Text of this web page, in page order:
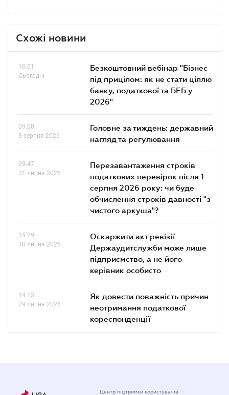
Схожі новини
10.01
Сьогодні
Безкоштовний вебінар "Бізнес
під прицілом: як не стати ціллю
банку, податкової та БЕБ у
2026"
09.00
3 серпня 2026
Головне за тиждень: державний
нагляд та регулювання
09.47
31 липня 2026
Перезавантаження строків
податкових перевірок після 1
серпня 2026 року: чи буде
обчислення строків давності "з
чистого аркуша"?
15.29
30 липня 2026
Оскаржити акт ревізії
Держаудитслужби може лише
підприємство, а не його
керівник особисто
14.15
29 липня 2026
Як довести поважність причин
неотримання податкової
кореспонденції
Центр підтримки користувачів